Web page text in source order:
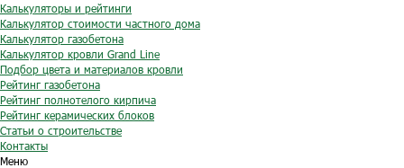
Калькуляторы и рейтинги
Калькулятор стоимости частного дома
Калькулятор газобетона
Калькулятор кровли Grand Line
Подбор цвета и материалов кровли
Рейтинг газобетона
Рейтинг полнотелого кирпича
Рейтинг керамических блоков
Статьи о строительстве
Контакты
Меню